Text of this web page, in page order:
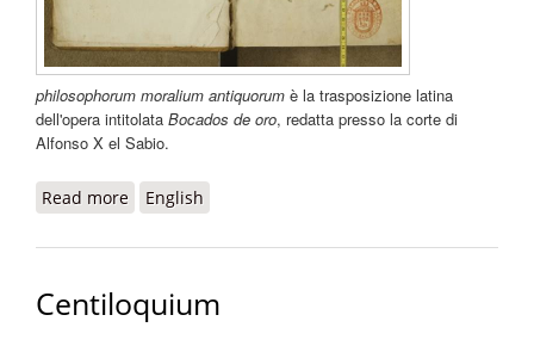
philosophorum moralium antiquorum è la trasposizione latina
dell'opera intitolata Bocados de oro, redatta presso la corte di
Alfonso X el Sabio.
Read more about Liber philosophorum moralium antiquorum
English
Centiloquium